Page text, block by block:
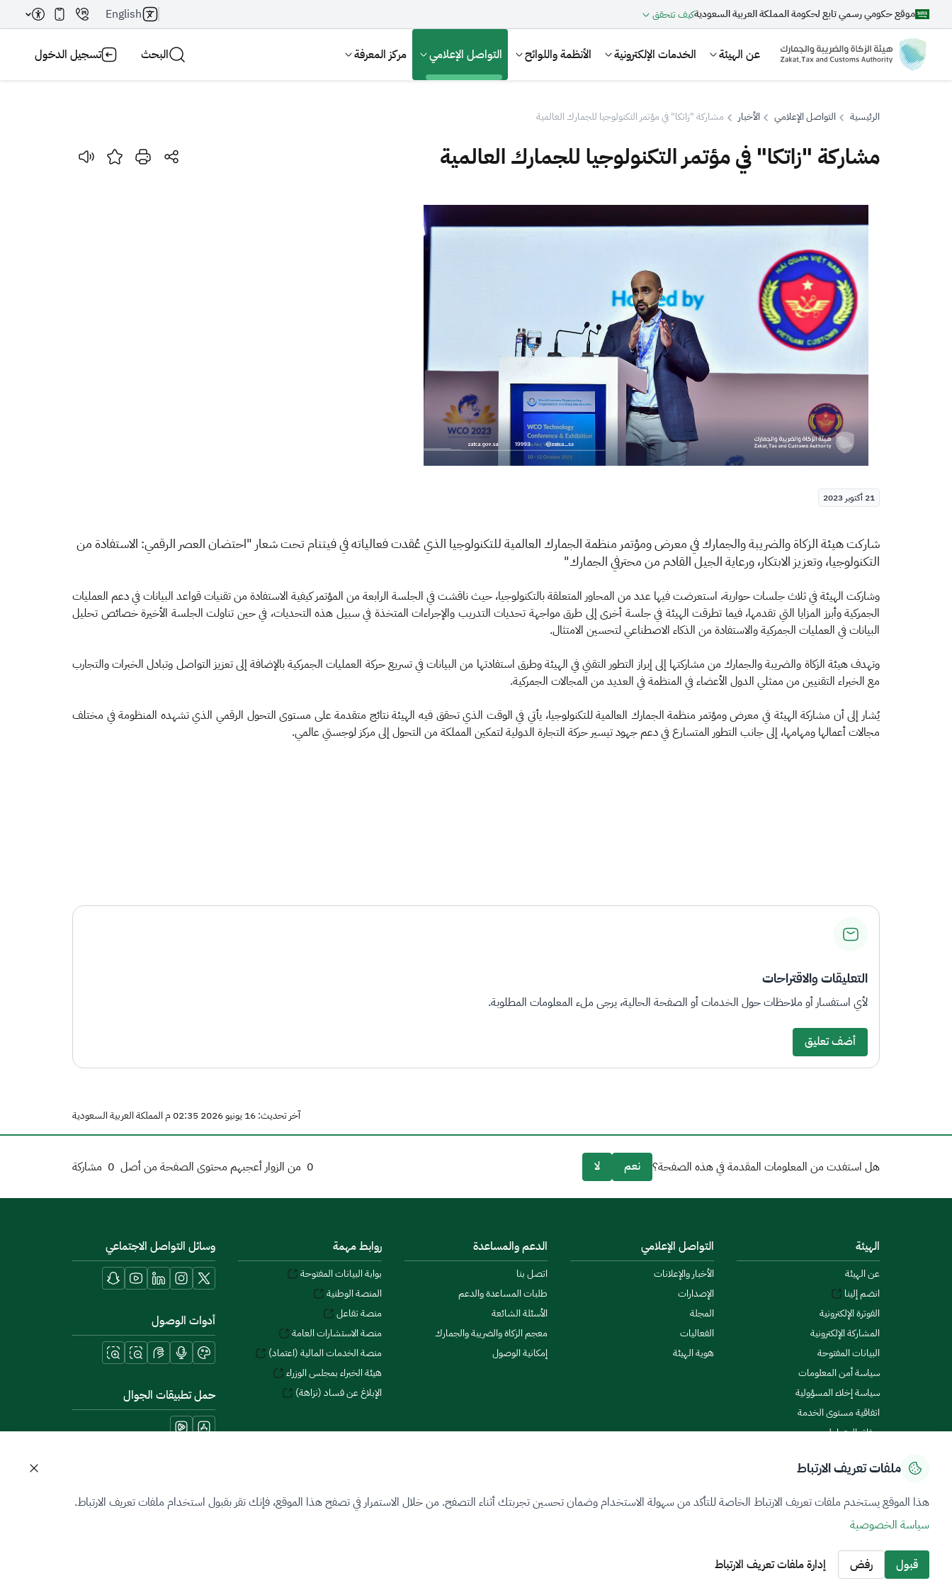
موقع حكومي رسمي تابع لحكومة المملكة العربية السعوديةكيف تتحقق English
عن الهيئة الخدمات الإلكترونية الأنظمة واللوائح التواصل الإعلامي مركز المعرفة البحث تسجيل الدخول
بحث
الزكاة الجمارك ضريبة القيمة المضافة
الرئيسية التواصل الإعلامي الأخبار مشاركة "زاتكا" في مؤتمر التكنولوجيا للجمارك العالمية
مشاركة "زاتكا" في مؤتمر التكنولوجيا للجمارك العالمية
21 أكتوبر 2023
شاركت هيئة الزكاة والضريبة والجمارك في معرض ومؤتمر منظمة الجمارك العالمية للتكنولوجيا الذي عُقدت فعالياته في فيتنام تحت شعار "احتضان العصر الرقمي: الاستفادة من
التكنولوجيا، وتعزيز الابتكار، ورعاية الجيل القادم من محترفي الجمارك"
وشاركت الهيئة في ثلاث جلسات حوارية، استعرضت فيها عدد من المحاور المتعلقة بالتكنولوجيا، حيث ناقشت في الجلسة الرابعة من المؤتمر كيفية الاستفادة من تقنيات قواعد البيانات في دعم العمليات
الجمركية وأبرز المزايا التي تقدمها، فيما تطرقت الهيئة في جلسة أخرى إلى طرق مواجهة تحديات التدريب والإجراءات المتخذة في سبيل هذه التحديات، في حين تناولت الجلسة الأخيرة خصائص تحليل
البيانات في العمليات الجمركية والاستفادة من الذكاء الاصطناعي لتحسين الامتثال.
وتهدف هيئة الزكاة والضريبة والجمارك من مشاركتها إلى إبراز التطور التقني في الهيئة وطرق استفادتها من البيانات في تسريع حركة العمليات الجمركية بالإضافة إلى تعزيز التواصل وتبادل الخبرات والتجارب
مع الخبراء التقنيين من ممثلي الدول الأعضاء في المنظمة في العديد من المجالات الجمركية.
يُشار إلى أن مشاركة الهيئة في معرض ومؤتمر منظمة الجمارك العالمية للتكنولوجيا، يأتي في الوقت الذي تحقق فيه الهيئة نتائج متقدمة على مستوى التحول الرقمي الذي تشهده المنظومة في مختلف
مجالات أعمالها ومهامها، إلى جانب التطور المتسارع في دعم جهود تيسير حركة التجارة الدولية لتمكين المملكة من التحول إلى مركز لوجستي عالمي.
التعليقات والاقتراحات
لأي استفسار أو ملاحظات حول الخدمات أو الصفحة الحالية، يرجى ملء المعلومات المطلوبة.
أضف تعليق
آخر تحديث: 16 يونيو 2026 02:35 م المملكة العربية السعودية
0 من الزوار أعجبهم محتوى الصفحة من أصل 0 مشاركة هل استفدت من المعلومات المقدمة في هذه الصفحة؟ نعم لا
الهيئة
عن الهيئة
انضم إلينا
الفوترة الإلكترونية
المشاركة الإلكترونية
البيانات المفتوحة
سياسة أمن المعلومات
سياسة إخلاء المسؤولية
اتفاقية مستوى الخدمة
ميثاق المتعاملين
التواصل الإعلامي
الأخبار والإعلانات
الإصدارات
المجلة
الفعاليات
هوية الهيئة
الدعم والمساعدة
اتصل بنا
طلبات المساعدة والدعم
الأسئلة الشائعة
معجم الزكاة والضريبة والجمارك
إمكانية الوصول
روابط مهمة
بوابة البيانات المفتوحة
المنصة الوطنية
منصة تفاعل
منصة الاستشارات العامة
منصة الخدمات المالية (اعتماد)
هيئة الخبراء بمجلس الوزراء
الإبلاغ عن فساد (نزاهة)
وسائل التواصل الاجتماعي
أدوات الوصول
حمل تطبيقات الجوال
جميع الحقوق محفوظة 2026 © ZATCA.GOV.SA
آخر تحديث للموقع في06 أغسطس 2026 10:09 م
ملفات تعريف الارتباط
هذا الموقع يستخدم ملفات تعريف الارتباط الخاصة للتأكد من سهولة الاستخدام وضمان تحسين تجربتك أثناء التصفح. من خلال الاستمرار في تصفح هذا الموقع، فإنك تقر بقبول استخدام ملفات تعريف الارتباط.
سياسة الخصوصية
قبول رفض إدارة ملفات تعريف الارتباط